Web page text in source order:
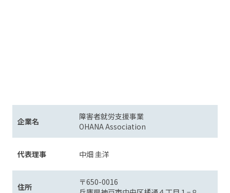
企業名
障害者就労支援事業
OHANA Association
代表理事 中畑 圭洋
住所
〒650-0016